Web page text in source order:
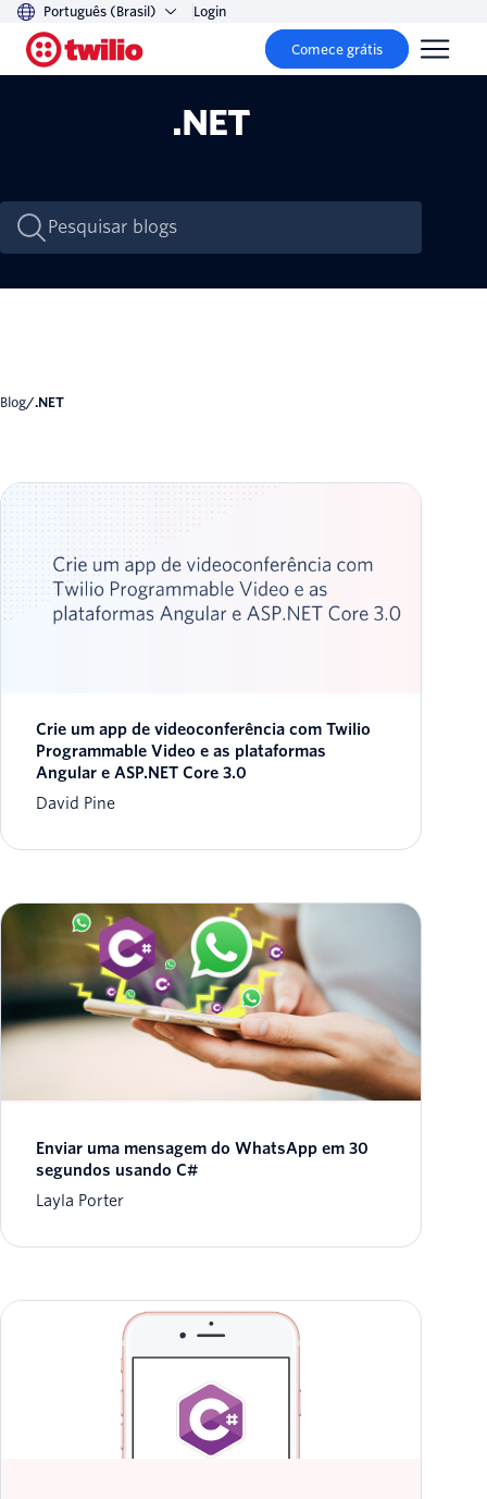
Português (Brasil) Login
Comece grátis
.NET
Blog/ .NET
Crie um app de videoconferência com Twilio
Programmable Video e as plataformas
Angular e ASP.NET Core 3.0
David Pine
Enviar uma mensagem do WhatsApp em 30
segundos usando C#
Layla Porter